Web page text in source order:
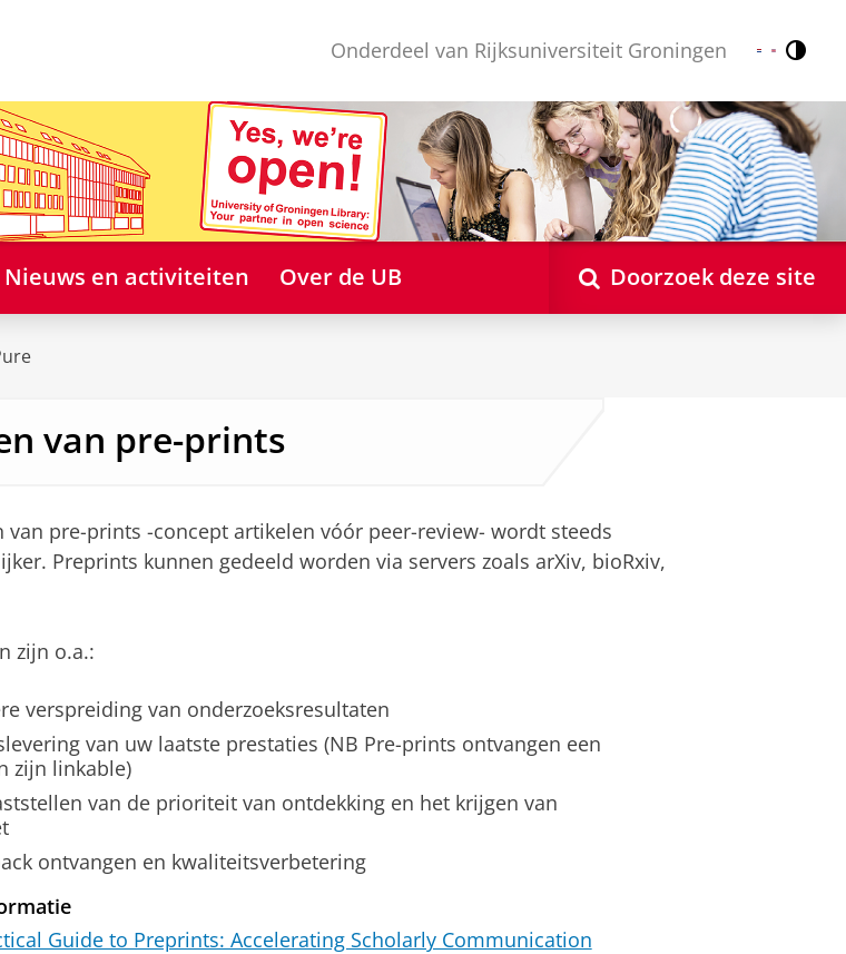
Onderdeel van Rijksuniversiteit Groningen Nederlands
English
Nieuws en activiteiten Over de UB Doorzoek deze site
van pre-prints
van pre-prints -concept artikelen vóór peer-review- wordt steeds
Preprints kunnen gedeeld worden via servers zoals arXiv, bioRxiv,
zijn o.a.:
verspreiding van onderzoeksresultaten
van uw laatste prestaties (NB Pre-prints ontvangen een
zijn linkable)
van de prioriteit van ontdekking en het krijgen van
ontvangen en kwaliteitsverbetering
Guide to Preprints: Accelerating Scholarly Communication